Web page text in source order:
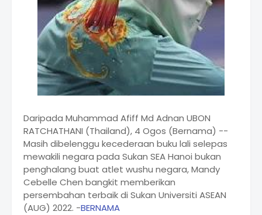
Daripada Muhammad Afiff Md Adnan UBON
RATCHATHANI (Thailand), 4 Ogos (Bernama) --
Masih dibelenggu kecederaan buku lali selepas
mewakili negara pada Sukan SEA Hanoi bukan
penghalang buat atlet wushu negara, Mandy
Cebelle Chen bangkit memberikan
persembahan terbaik di Sukan Universiti ASEAN
(AUG) 2022. -BERNAMA